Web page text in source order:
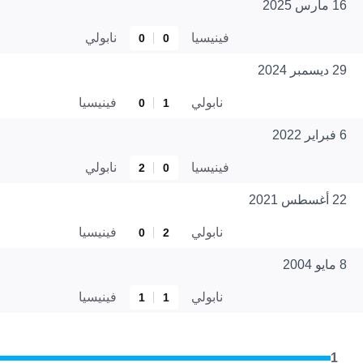
16 مارس 2025
فينيسيا 0
0 نابولي
29 ديسمبر 2024
نابولي 1
0 فينيسيا
6 فبراير 2022
فينيسيا 0
2 نابولي
22 أغسطس 2021
نابولي 2
0 فينيسيا
8 مايو 2004
نابولي 1
1 فينيسيا
1